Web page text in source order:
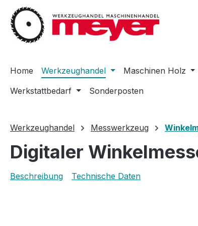
Hauptinhalt springen
Zur Suche springen
Zur Hauptnavigation springen
Home Werkzeughandel Maschinen Holz
Werkstattbedarf
Sonderposten
Werkzeughandel Messwerkzeug
Digitaler
Beschreibung Technische Daten